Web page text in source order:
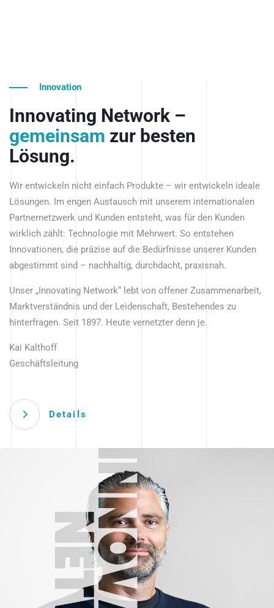
Innovation
Innovating Network –
gemeinsam zur besten
Lösung.
Wir entwickeln nicht einfach Produkte – wir entwickeln ideale
Lösungen. Im engen Austausch mit unserem internationalen
Partnernetzwerk und Kunden entsteht, was für den Kunden
wirklich zählt: Technologie mit Mehrwert. So entstehen
Innovationen, die präzise auf die Bedürfnisse unserer Kunden
abgestimmt sind – nachhaltig, durchdacht, praxisnah.
Unser „Innovating Network“ lebt von offener Zusammenarbeit,
Marktverständnis und der Leidenschaft, Bestehendes zu
hinterfragen. Seit 1897. Heute vernetzter denn je.
Kai Kalthoff
Geschäftsleitung
Details